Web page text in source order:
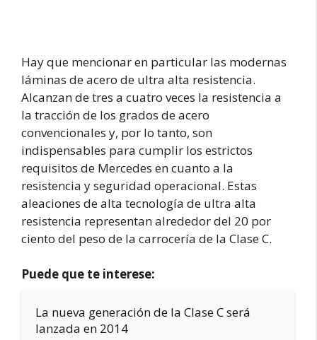
Hay que mencionar en particular las modernas
láminas de acero de ultra alta resistencia.
Alcanzan de tres a cuatro veces la resistencia a
la tracción de los grados de acero
convencionales y, por lo tanto, son
indispensables para cumplir los estrictos
requisitos de Mercedes en cuanto a la
resistencia y seguridad operacional. Estas
aleaciones de alta tecnología de ultra alta
resistencia representan alrededor del 20 por
ciento del peso de la carrocería de la Clase C.
Puede que te interese:
La nueva generación de la Clase C será
lanzada en 2014